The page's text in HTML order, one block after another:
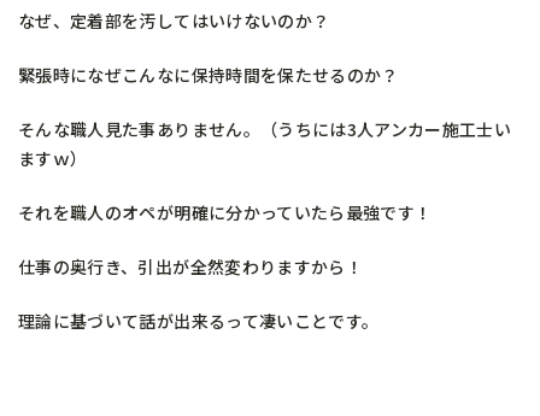
なぜ、定着部を汚してはいけないのか？
緊張時になぜこんなに保持時間を保たせるのか？
そんな職人見た事ありません。（うちには3人アンカー施工士い
ますｗ）
それを職人のオペが明確に分かっていたら最強です！
仕事の奥行き、引出が全然変わりますから！
理論に基づいて話が出来るって凄いことです。